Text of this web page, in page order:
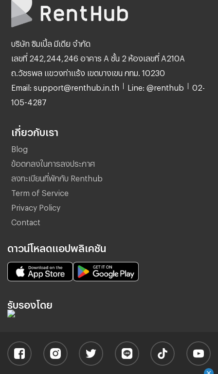
บริษัท ซิมเปิ้ล มีเดีย จำกัด
เลขที่ 242,244,246 อาคาร A ชั้น 2 ห้องเลขที่ A210A
ถ.วัชรพล แขวงท่าแร้ง เขตบางเขน กทม. 10230
Email: support@renthub.in.th Line: @renthub 02-
105-4287
เกี่ยวกับเรา
Blog
ข้อตกลงในการลงประกาศ
ลงทะเบียนที่พักกับ Renthub
Term of Service
Privacy Policy
Contact
ดาวน์โหลดแอปพลิเคชัน
รับรองโดย